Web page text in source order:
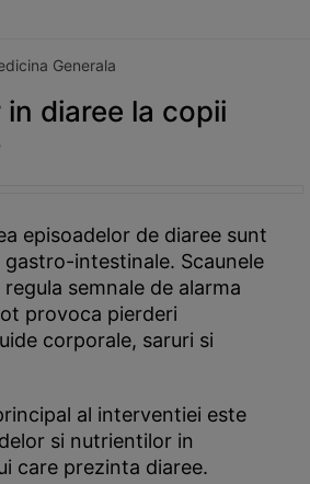
Generala
diaree la copii
episoadelor de diaree sunt
intestinale. Scaunele
semnale de alarma
provoca pierderi
corporale, saruri si
al interventiei este
si nutrientilor in
care prezinta diaree.